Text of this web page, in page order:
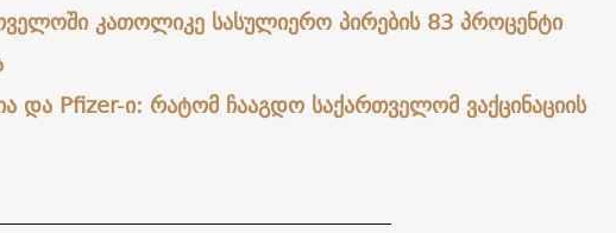
კათოლიკე სასულიერო პირების 83 პროცენტი
და Pfizer-ი: რატომ ჩააგდო საქართველომ ვაქცინაციის